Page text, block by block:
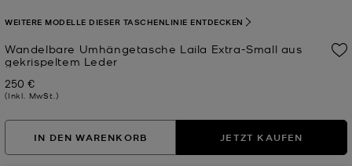
Wandelbare Umhängetasche Laila Extra-Small aus
gekrispeltem Leder
Jetzt
250 €
(Inkl. MwSt.)
WEITERE MODELLE DIESER TASCHENLINIE ENTDECKEN
IN DEN WARENKORB JETZT KAUFEN